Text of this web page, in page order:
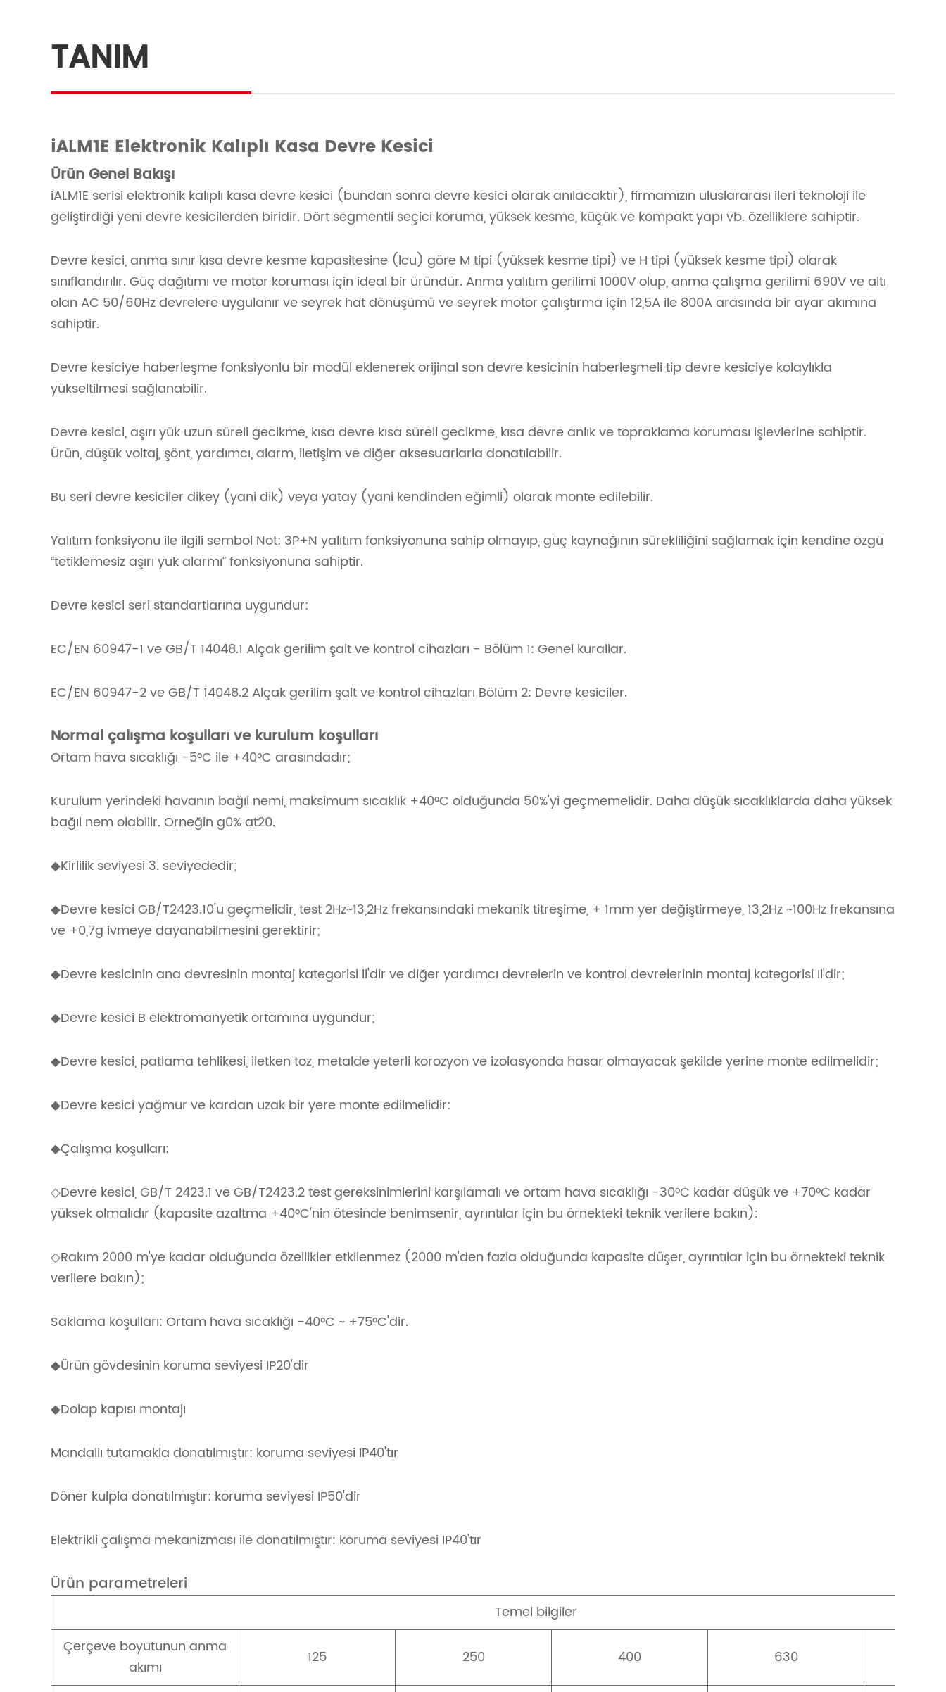
TANIM
iALM1E Elektronik Kalıplı Kasa Devre Kesici
Ürün Genel Bakışı
iALM1E serisi elektronik kalıplı kasa devre kesici (bundan sonra devre kesici olarak anılacaktır), firmamızın uluslararası ileri teknoloji ile
geliştirdiği yeni devre kesicilerden biridir. Dört segmentli seçici koruma, yüksek kesme, küçük ve kompakt yapı vb. özelliklere sahiptir.
Devre kesici, anma sınır kısa devre kesme kapasitesine (lcu) göre M tipi (yüksek kesme tipi) ve H tipi (yüksek kesme tipi) olarak
sınıflandırılır. Güç dağıtımı ve motor koruması için ideal bir üründür. Anma yalıtım gerilimi 1000V olup, anma çalışma gerilimi 690V ve altı
olan AC 50/60Hz devrelere uygulanır ve seyrek hat dönüşümü ve seyrek motor çalıştırma için 12,5A ile 800A arasında bir ayar akımına
sahiptir.
Devre kesiciye haberleşme fonksiyonlu bir modül eklenerek orijinal son devre kesicinin haberleşmeli tip devre kesiciye kolaylıkla
yükseltilmesi sağlanabilir.
Devre kesici, aşırı yük uzun süreli gecikme, kısa devre kısa süreli gecikme, kısa devre anlık ve topraklama koruması işlevlerine sahiptir.
Ürün, düşük voltaj, şönt, yardımcı, alarm, iletişim ve diğer aksesuarlarla donatılabilir.
Bu seri devre kesiciler dikey (yani dik) veya yatay (yani kendinden eğimli) olarak monte edilebilir.
Yalıtım fonksiyonu ile ilgili sembol Not: 3P+N yalıtım fonksiyonuna sahip olmayıp, güç kaynağının sürekliliğini sağlamak için kendine özgü
“tetiklemesiz aşırı yük alarmı” fonksiyonuna sahiptir.
Devre kesici seri standartlarına uygundur:
EC/EN 60947-1 ve GB/T 14048.1 Alçak gerilim şalt ve kontrol cihazları - Bölüm 1: Genel kurallar.
EC/EN 60947-2 ve GB/T 14048.2 Alçak gerilim şalt ve kontrol cihazları Bölüm 2: Devre kesiciler.
Normal çalışma koşulları ve kurulum koşulları
Ortam hava sıcaklığı -5°C ile +40°C arasındadır;
Kurulum yerindeki havanın bağıl nemi, maksimum sıcaklık +40°C olduğunda 50%'yi geçmemelidir. Daha düşük sıcaklıklarda daha yüksek
bağıl nem olabilir. Örneğin g0% at20.
◆Kirlilik seviyesi 3. seviyededir;
◆Devre kesici GB/T2423.10'u geçmelidir, test 2Hz~13,2Hz frekansındaki mekanik titreşime, + 1mm yer değiştirmeye, 13,2Hz ~100Hz frekansına
ve +0,7g ivmeye dayanabilmesini gerektirir;
◆Devre kesicinin ana devresinin montaj kategorisi ll'dir ve diğer yardımcı devrelerin ve kontrol devrelerinin montaj kategorisi Il'dir;
◆Devre kesici B elektromanyetik ortamına uygundur;
◆Devre kesici, patlama tehlikesi, iletken toz, metalde yeterli korozyon ve izolasyonda hasar olmayacak şekilde yerine monte edilmelidir;
◆Devre kesici yağmur ve kardan uzak bir yere monte edilmelidir:
◆Çalışma koşulları:
◇Devre kesici, GB/T 2423.1 ve GB/T2423.2 test gereksinimlerini karşılamalı ve ortam hava sıcaklığı -30°C kadar düşük ve +70°C kadar
yüksek olmalıdır (kapasite azaltma +40°C'nin ötesinde benimsenir, ayrıntılar için bu örnekteki teknik verilere bakın):
◇Rakım 2000 m'ye kadar olduğunda özellikler etkilenmez (2000 m'den fazla olduğunda kapasite düşer, ayrıntılar için bu örnekteki teknik
verilere bakın);
Saklama koşulları: Ortam hava sıcaklığı -40°C ~ +75°C'dir.
◆Ürün gövdesinin koruma seviyesi IP20'dir
◆Dolap kapısı montajı
Mandallı tutamakla donatılmıştır: koruma seviyesi IP40'tır
Döner kulpla donatılmıştır: koruma seviyesi IP50'dir
Elektrikli çalışma mekanizması ile donatılmıştır: koruma seviyesi IP40'tır
Ürün parametreleri
Temel bilgiler
Çerçeve boyutunun anma
akımı
125 250 400 630